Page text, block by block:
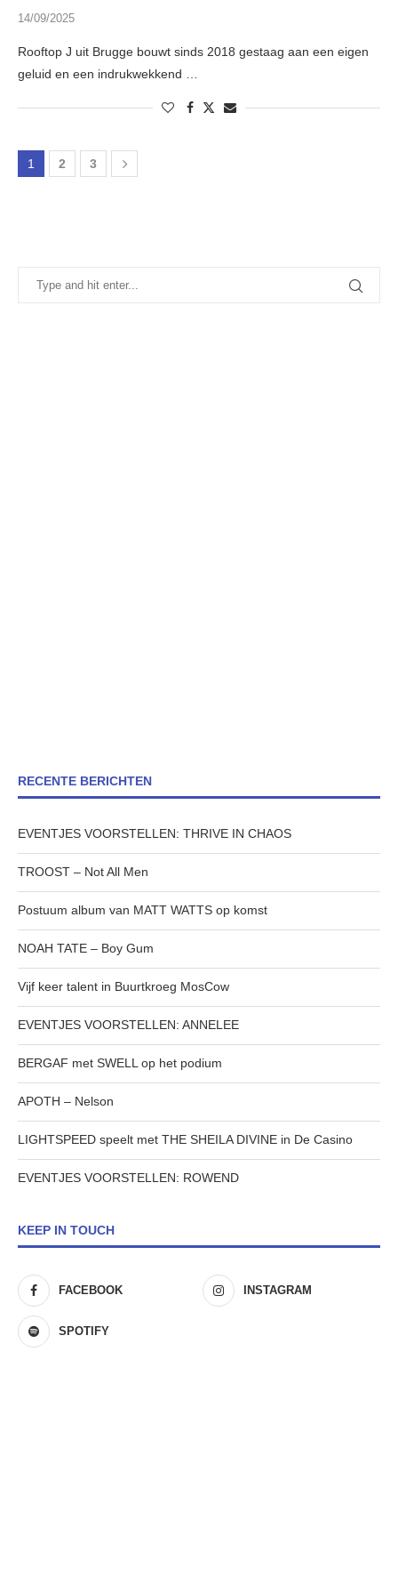
14/09/2025
Rooftop J uit Brugge bouwt sinds 2018 gestaag aan een eigen
geluid en een indrukwekkend …
1 2 3
RECENTE BERICHTEN
EVENTJES VOORSTELLEN: THRIVE IN CHAOS
TROOST – Not All Men
Postuum album van MATT WATTS op komst
NOAH TATE – Boy Gum
Vijf keer talent in Buurtkroeg MosCow
EVENTJES VOORSTELLEN: ANNELEE
BERGAF met SWELL op het podium
APOTH – Nelson
LIGHTSPEED speelt met THE SHEILA DIVINE in De Casino
EVENTJES VOORSTELLEN: ROWEND
KEEP IN TOUCH
FACEBOOK INSTAGRAM
SPOTIFY